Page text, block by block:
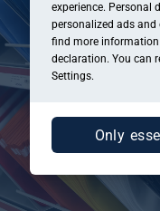
experience. Personal
personalized ads
find more
declaration. You can
Settings.
Only